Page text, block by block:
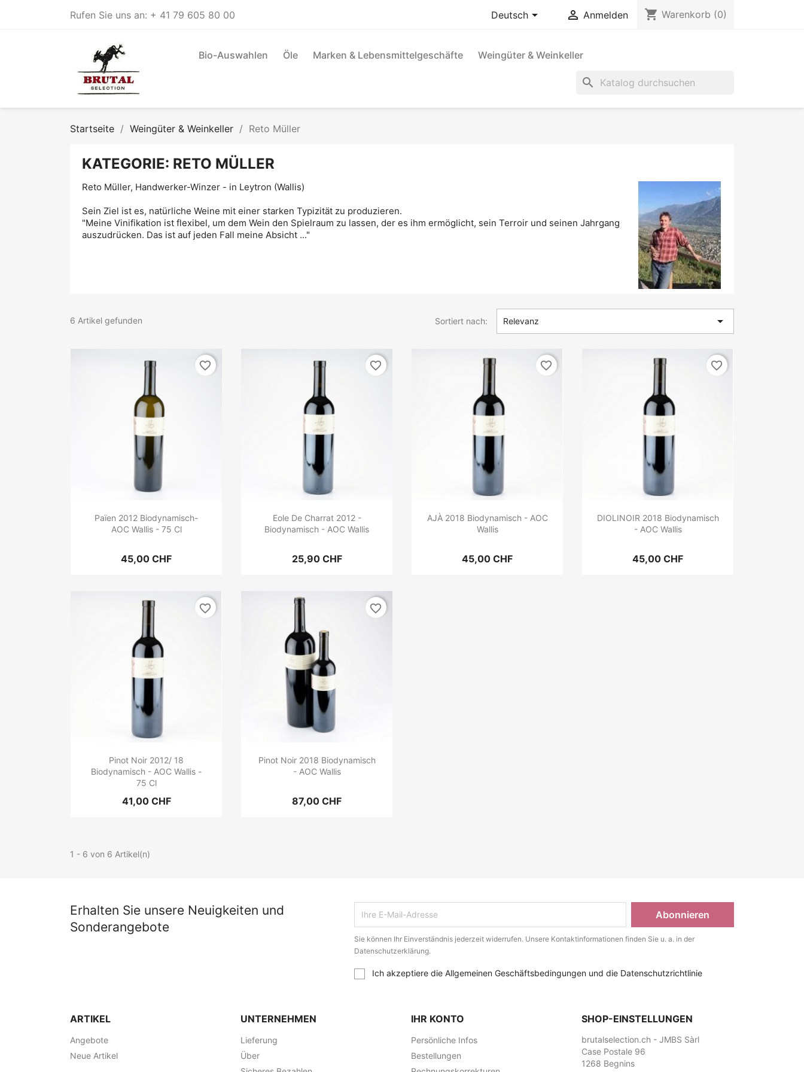
Rufen Sie uns an: + 41 79 605 80 00 Deutsch  Anmelden shopping_cart Warenkorb (0)
Bio-Auswahlen Öle Marken & Lebensmittelgeschäfte Weingüter & Weinkeller
search
Startseite Weingüter & Weinkeller Reto Müller
KATEGORIE: RETO MÜLLER
Reto Müller, Handwerker-Winzer - in Leytron (Wallis)
Sein Ziel ist es, natürliche Weine mit einer starken Typizität zu produzieren.
"Meine Vinifikation ist flexibel, um dem Wein den Spielraum zu lassen, der es ihm ermöglicht, sein Terroir und seinen Jahrgang
auszudrücken. Das ist auf jeden Fall meine Absicht ..."
6 Artikel gefunden Sortiert nach: Relevanz 
Païen 2012 Biodynamisch-
AOC Wallis - 75 Cl
45,00 CHF
favorite_border
Eole De Charrat 2012 -
Biodynamisch - AOC Wallis
25,90 CHF
favorite_border
AJÀ 2018 Biodynamisch - AOC
Wallis
45,00 CHF
favorite_border
DIOLINOIR 2018 Biodynamisch
- AOC Wallis
45,00 CHF
favorite_border
Pinot Noir 2012/ 18
Biodynamisch - AOC Wallis -
75 Cl
41,00 CHF
favorite_border
Pinot Noir 2018 Biodynamisch
- AOC Wallis
87,00 CHF
favorite_border
1 - 6 von 6 Artikel(n)
Erhalten Sie unsere Neuigkeiten und
Sonderangebote
Sie können Ihr Einverständnis jederzeit widerrufen. Unsere Kontaktinformationen finden Sie u. a. in der
Datenschutzerklärung.
Ich akzeptiere die Allgemeinen Geschäftsbedingungen und die Datenschutzrichtlinie
ARTIKEL
Angebote
Neue Artikel
UNTERNEHMEN
Lieferung
Über
IHR KONTO
Persönliche Infos
Bestellungen
SHOP-EINSTELLUNGEN
brutalselection.ch - JMBS Sàrl
Case Postale 96
1268 Begnins